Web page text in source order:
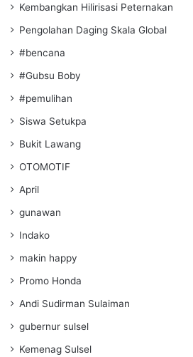
Kembangkan Hilirisasi Peternakan
Pengolahan Daging Skala Global
#bencana
#Gubsu Boby
#pemulihan
Siswa Setukpa
Bukit Lawang
OTOMOTIF
April
gunawan
Indako
makin happy
Promo Honda
Andi Sudirman Sulaiman
gubernur sulsel
Kemenag Sulsel